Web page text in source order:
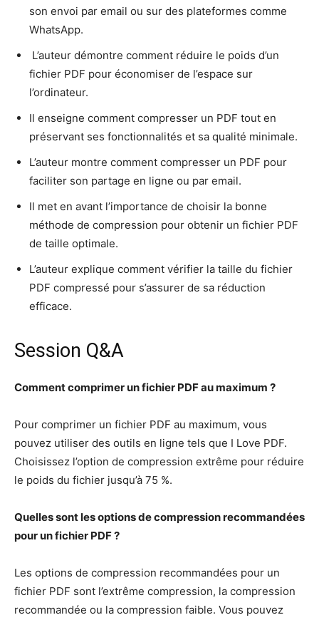
son envoi par email ou sur des plateformes comme
WhatsApp.
️ L’auteur démontre comment réduire le poids d’un
fichier PDF pour économiser de l’espace sur
l’ordinateur.
Il enseigne comment compresser un PDF tout en
préservant ses fonctionnalités et sa qualité minimale.
L’auteur montre comment compresser un PDF pour
faciliter son partage en ligne ou par email.
Il met en avant l’importance de choisir la bonne
méthode de compression pour obtenir un fichier PDF
de taille optimale.
L’auteur explique comment vérifier la taille du fichier
PDF compressé pour s’assurer de sa réduction
efficace.
Session Q&A
Comment comprimer un fichier PDF au maximum ?
Pour comprimer un fichier PDF au maximum, vous
pouvez utiliser des outils en ligne tels que I Love PDF.
Choisissez l’option de compression extrême pour réduire
le poids du fichier jusqu’à 75 %.
Quelles sont les options de compression recommandées
pour un fichier PDF ?
Les options de compression recommandées pour un
fichier PDF sont l’extrême compression, la compression
recommandée ou la compression faible. Vous pouvez